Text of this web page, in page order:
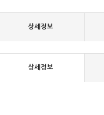
상세정보
상세정보